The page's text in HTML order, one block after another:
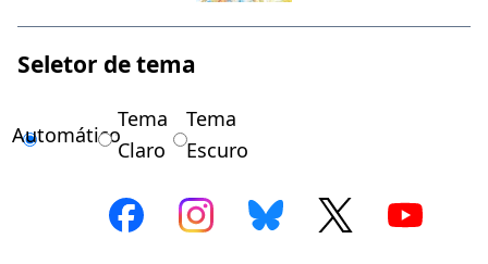
Seletor de tema
Automático
Tema
Claro
Tema
Escuro